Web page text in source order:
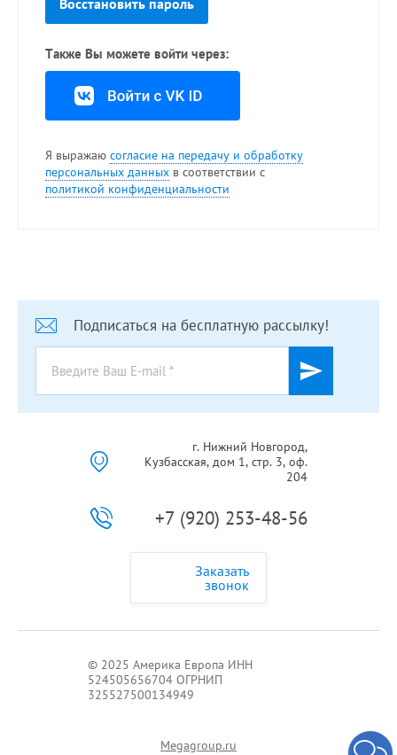
Также Вы можете войти через:
Я выражаю согласие на передачу и обработку
персональных данных в соответствии с
политикой конфиденциальности
Подписаться на бесплатную рассылку!
г. Нижний Новгород,
Кузбасская, дом 1, стр. 3, оф.
204
+7 (920) 253-48-56
Заказать
звонок
© 2025 Америка Европа ИНН
524505656704 ОГРНИП
325527500134949
Megagroup.ru